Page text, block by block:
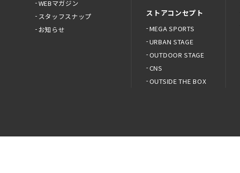
WEBマガジン
スタッフスナップ
お知らせ
ストアコンセプト
MEGA SPORTS
URBAN STAGE
OUTDOOR STAGE
CNS
OUTSIDE THE BOX